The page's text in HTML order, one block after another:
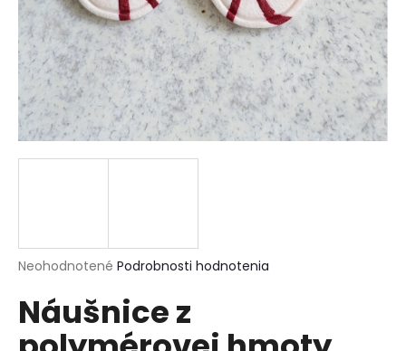
Priemerné
produktu
je
Neohodnotené Podrobnosti hodnotenia
Náušnice z
á
j
s
ť
?
d
p